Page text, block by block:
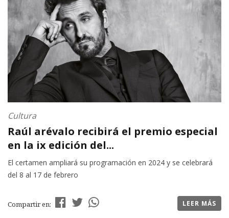
Cultura
Raúl arévalo recibirá el premio especial
en la ix edición del...
El certamen ampliará su programación en 2024 y se celebrará
del 8 al 17 de febrero
Compartir en: LEER MÁS